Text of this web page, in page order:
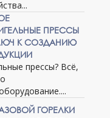
ПРЕССЫ
К СОЗДАНИЮ
прессы? Всё,
ГОРЕЛКИ